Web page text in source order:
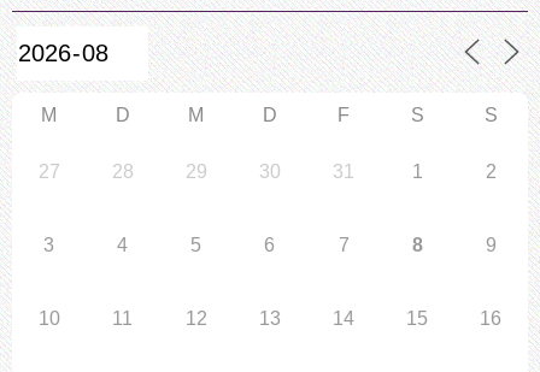
M D M D F S S
27 28 29 30 31 1 2
3 4 5 6 7 8 9
10 11 12 13 14 15 16